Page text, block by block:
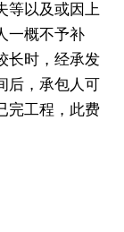
等以及或因上
一概不予补
长时，经承发
后，承包人可
完工程，此费